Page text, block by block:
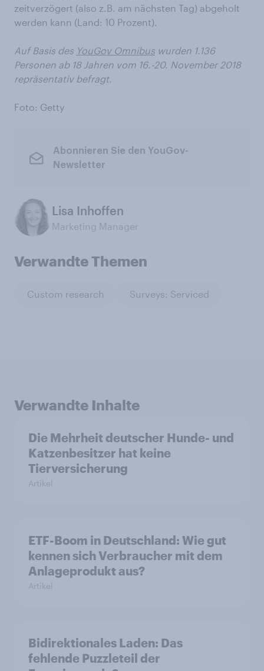
zeitverzögert (also z.B. am nächsten Tag) abgeholt
werden kann (Land: 10 Prozent).
Auf Basis des YouGov Omnibus wurden 1.136
Personen ab 18 Jahren vom 16.-20. November 2018
repräsentativ befragt.
Foto: Getty
Abonnieren Sie den YouGov-
Newsletter
Lisa Inhoffen
Marketing Manager
Verwandte Themen
Custom research Surveys: Serviced
Verwandte Inhalte
Die Mehrheit deutscher Hunde- und
Katzenbesitzer hat keine
Tierversicherung
Artikel
ETF-Boom in Deutschland: Wie gut
kennen sich Verbraucher mit dem
Anlageprodukt aus?
Artikel
Bidirektionales Laden: Das
fehlende Puzzleteil der